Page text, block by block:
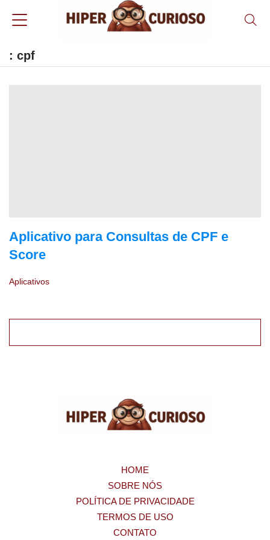
: cpf
Aplicativo para Consultas de CPF e
Score
Aplicativos
HOME
SOBRE NÓS
POLÍTICA DE PRIVACIDADE
TERMOS DE USO
CONTATO